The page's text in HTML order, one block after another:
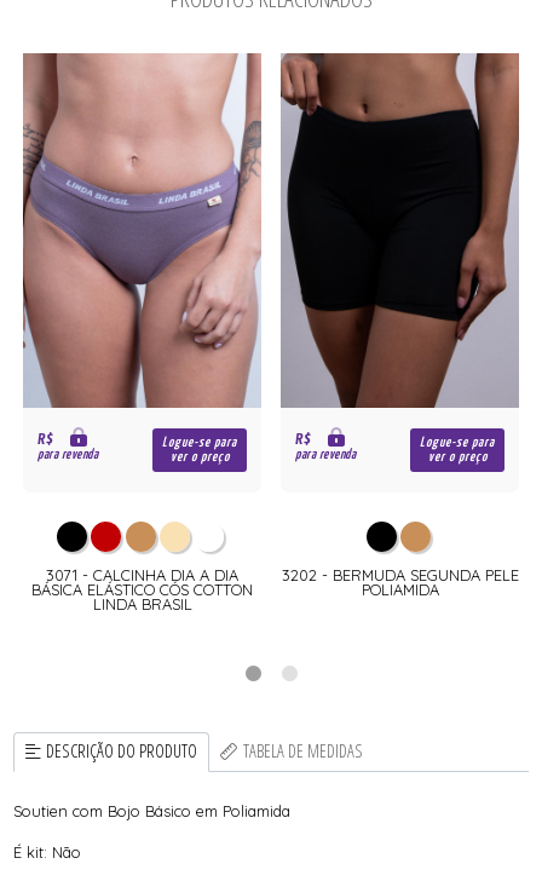
R$
para revenda
Logue-se para
ver o preço
3071 - CALCINHA DIA A DIA
BÁSICA ELÁSTICO CÓS COTTON
LINDA BRASIL
R$
para revenda
Logue-se para
ver o preço
3202 - BERMUDA SEGUNDA PELE
POLIAMIDA
DESCRIÇÃO DO PRODUTO TABELA DE MEDIDAS
Soutien com Bojo Básico em Poliamida
É kit: Não